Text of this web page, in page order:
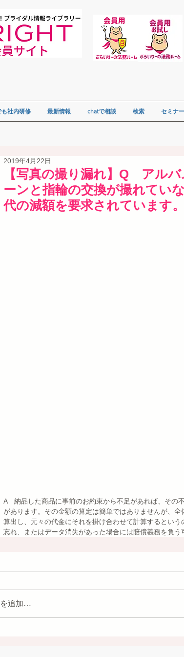
も社内研修 最新情報 chatで相談 検索 セミナ
【写真の撮り漏れ】Q アル
ーンと指輪の交換が撮れてい
代の減額を要求されています。
2019年4月22日
A　納品した商品に事前のお約束から不足があれば、その
があります。その金額の算定は簡単ではありませんが、
算出し、元々の代金にそれを掛け合わせて計算するとい
忘れ、またはデータ消失があった場合には賠償義務を負う
を追加…